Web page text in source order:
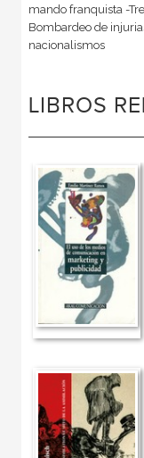
mando franquista -
Bombardeo de
nacionalismos
LIBROS